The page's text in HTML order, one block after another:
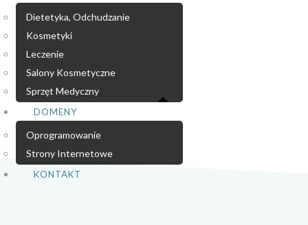
Dietetyka, Odchudzanie
Kosmetyki
Leczenie
Salony Kosmetyczne
Sprzęt Medyczny
DOMENY
Oprogramowanie
Strony Internetowe
KONTAKT